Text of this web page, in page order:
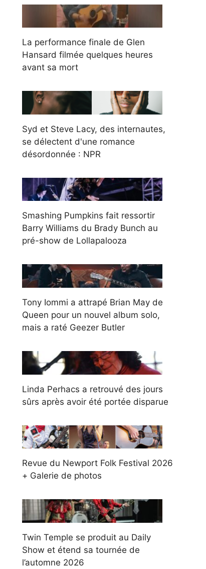
La performance finale de Glen
Hansard filmée quelques heures
avant sa mort
Syd et Steve Lacy, des internautes,
se délectent d'une romance
désordonnée : NPR
Smashing Pumpkins fait ressortir
Barry Williams du Brady Bunch au
pré-show de Lollapalooza
Tony Iommi a attrapé Brian May de
Queen pour un nouvel album solo,
mais a raté Geezer Butler
Linda Perhacs a retrouvé des jours
sûrs après avoir été portée disparue
Revue du Newport Folk Festival 2026
+ Galerie de photos
Twin Temple se produit au Daily
Show et étend sa tournée de
l’automne 2026